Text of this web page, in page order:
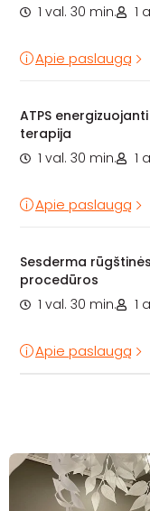
1 val. 30 min.
1
Apie paslaugą
ATPS
terapija
1 val. 30 min.
1
Apie paslaugą
Sesderma
procedūros
1 val. 30 min.
1
Apie paslaugą